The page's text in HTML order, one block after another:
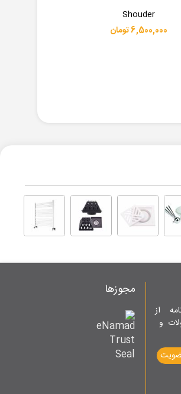
Shouder
6,500,000 تومان
از
و
مجوزها